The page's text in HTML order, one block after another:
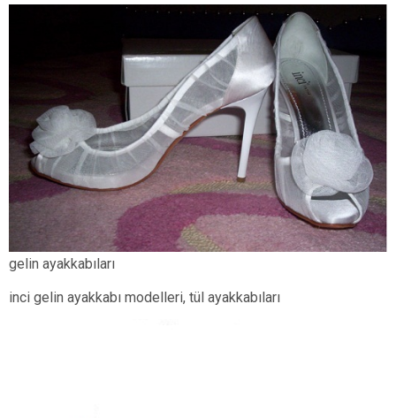
gelin ayakkabıları
inci gelin ayakkabı modelleri, tül ayakkabıları